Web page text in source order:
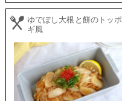
ゆでぼし大根と餅のトッポ
ギ風